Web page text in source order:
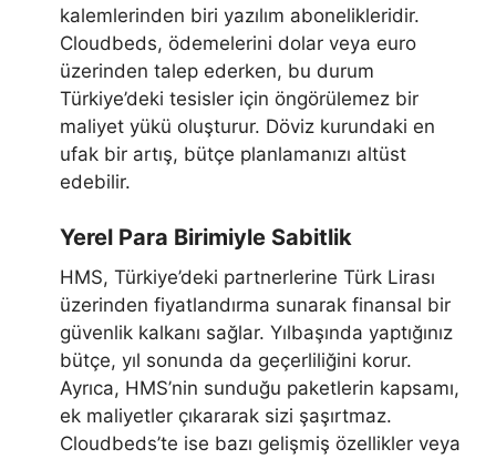
kalemlerinden biri yazılım abonelikleridir.
Cloudbeds, ödemelerini dolar veya euro
üzerinden talep ederken, bu durum
Türkiye’deki tesisler için öngörülemez bir
maliyet yükü oluşturur. Döviz kurundaki en
ufak bir artış, bütçe planlamanızı altüst
edebilir.
Yerel Para Birimiyle Sabitlik
HMS, Türkiye’deki partnerlerine Türk Lirası
üzerinden fiyatlandırma sunarak finansal bir
güvenlik kalkanı sağlar. Yılbaşında yaptığınız
bütçe, yıl sonunda da geçerliliğini korur.
Ayrıca, HMS’nin sunduğu paketlerin kapsamı,
ek maliyetler çıkararak sizi şaşırtmaz.
Cloudbeds’te ise bazı gelişmiş özellikler veya